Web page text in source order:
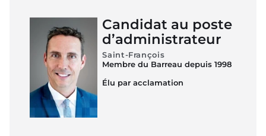
Candidat au poste
d’administrateur
Saint-François
Membre du Barreau depuis 1998
Élu par acclamation